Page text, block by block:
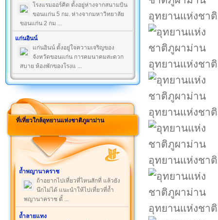
โรงแรมออร์คิด ตั้งอยู่ห่างจากสนามบิน
ขอนแก่น 5 กม. ห่างจากมหาวิทยาลัย
ขอนแก่น 2 กม ...
แก่นอินน์
แก่นอินน์ ตั้งอยู่ใจความเจริญของ
จังหวัดขอนแก่น การคมนาคมสะดวก
สบาย ห้องพักของโรงแ ...
ที่เที่ยวใกล้อุทยานแห่งชาติภูผาม่าน
ถ้ำพญานาคราช
ถ้าอยากไปเที่ยวที่ไหนสักที่ แล้วยัง
นึกไม่ได้ แนะนำให้ไปเที่ยวที่ถ้ำ
พญานาคราช ตั้ ...
ถ้ำลายแทง
อุทยานแห่งชา
อุทยานแห่งชา
อุทยานแห่งชา
อุทยานแห่งชา
อุทยานแห่งชา